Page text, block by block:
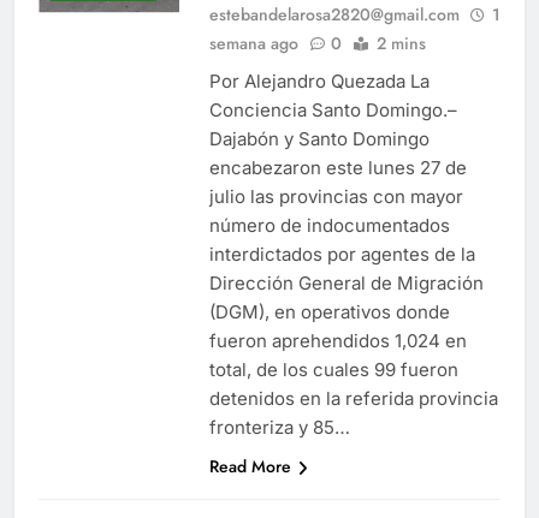
estebandelarosa2820@gmail.com
1
semana ago
0 2 mins
Por Alejandro Quezada La
Conciencia Santo Domingo.–
Dajabón y Santo Domingo
encabezaron este lunes 27 de
julio las provincias con mayor
número de indocumentados
interdictados por agentes de la
Dirección General de Migración
(DGM), en operativos donde
fueron aprehendidos 1,024 en
total, de los cuales 99 fueron
detenidos en la referida provincia
fronteriza y 85…
Read More